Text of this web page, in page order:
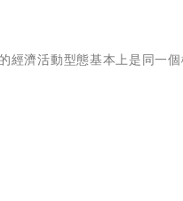
經濟活動型態基本上是同一